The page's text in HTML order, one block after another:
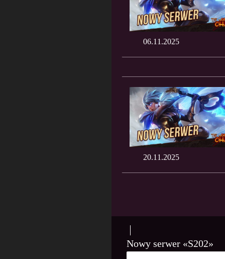
06.11.2025
20.11.2025
Nowy serwer «S202»